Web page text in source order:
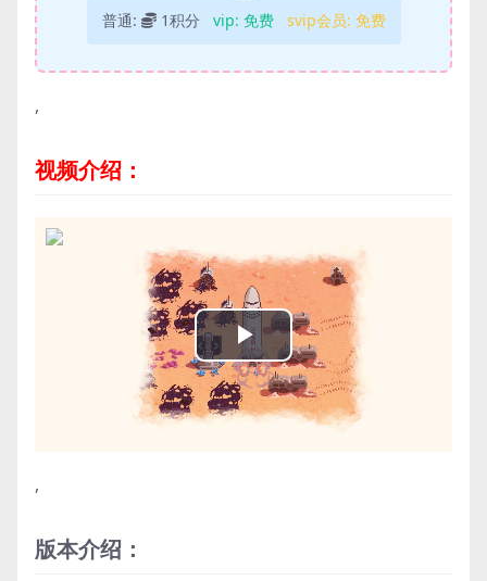
普通: 1积分 vip: 免费 svip会员: 免费
,
视频介绍：
Play
Video
,
版本介绍：